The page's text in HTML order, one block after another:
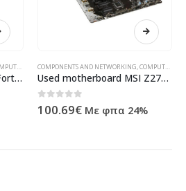
ACESSORIES ,ΠΡΟΪΌΝΤΑ ΠΛΗΡΟΦΟΡΙΚΉΣ - ΚΙΝΗΤΉΣ
Used power supply unit Fortron Hyper M, 700W – 82041
COMPONENTS AND NETWORKING,COMPUTER ACESSORIES
Used motherboard MSI Z270-A Pro, LGA1151 – 82040
0 out of 5
100.69€ Με φπα 24%